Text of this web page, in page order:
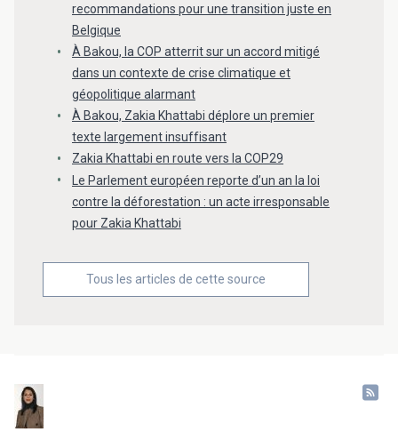
recommandations pour une transition juste en
Belgique
À Bakou, la COP atterrit sur un accord mitigé
dans un contexte de crise climatique et
géopolitique alarmant
À Bakou, Zakia Khattabi déplore un premier
texte largement insuffisant
Zakia Khattabi en route vers la COP29
Le Parlement européen reporte d’un an la loi
contre la déforestation : un acte irresponsable
pour Zakia Khattabi
Tous les articles de cette source